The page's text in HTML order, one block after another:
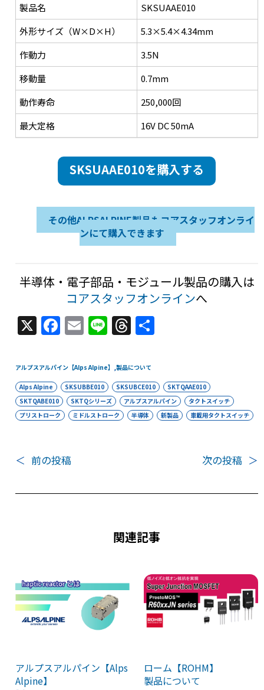
製品名
SKSUAAE010
外形サイズ（W×D×H）
5.3×5.4×4.34mm
作動力
3.5N
移動量
0.7mm
動作寿命
250,000回
最大定格
16V DC 50mA
SKSUAAE010を購入する
その他ALPSALPINE製品もコアスタッフオンライ
ンにて購入できます
半導体・電子部品・モジュール製品の購入は
コアスタッフオンラインへ
X F
c
e
b
o
k
E
ai
l
Li
e
T
re
a
d
s
アルプスアルパイン【Alps Alpine】 ,製品について
Alps Alpine SKSUBBE010 SKSUBCE010
SKTQAAE010
SKTQABE010
SKTQシリーズ アルプスアルパイン
タクトスイッチ
プリストローク
ミドルストローク 半導体 新製品 車載用タクトスイッチ
＜ 前の投稿 次の投稿 ＞
関連記事
アルプスアルパイン【Alps
Alpine】
ローム【ROHM】
製品について